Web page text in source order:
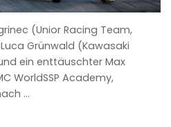
(Unior Racing Team,
Grünwald (Kawasaki
ein enttäuschter Max
WorldSSP Academy,
…